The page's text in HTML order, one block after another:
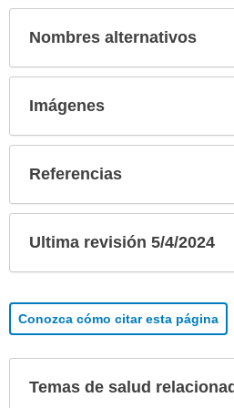
Nombres alternativos
Imágenes
Referencias
Ultima revisión 5/4/2024
Conozca cómo citar esta página
Temas de salud